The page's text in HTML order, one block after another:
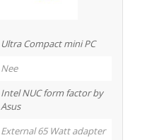
Ultra Compact mini PC
Nee
Intel NUC form factor by
Asus
External 65 Watt adapter